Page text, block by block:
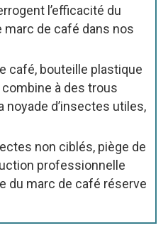
l’efficacité du
de café dans nos
café, bouteille plastique
à des trous
noyade d’insectes utiles,
non ciblés, piège de
professionnelle
du marc de café réserve